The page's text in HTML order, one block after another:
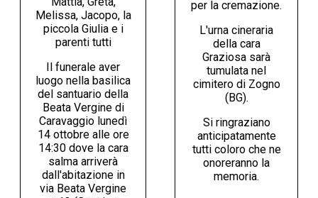
Melissa, Jacopo, la
piccola Giulia e i
parenti tutti
Il funerale aver
luogo nella basilica
del santuario della
Beata Vergine di
Caravaggio lunedì
14 ottobre alle ore
14:30 dove la cara
salma arriverà
dall'abitazione in
via Beata Vergine
per la cremazione.
L'urna cineraria
della cara
Graziosa sarà
tumulata nel
cimitero di Zogno
(BG).
Si ringraziano
anticipatamente
tutti coloro che ne
onoreranno la
memoria.